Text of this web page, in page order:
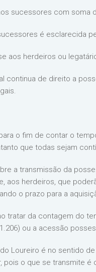
sucessores com
é esclarecida
aos herdeiros ou
continua de direito a
o fim de contar o
que todas sejam
a transmissão da
aos herdeiros, que
o prazo para a
tratar da contagem do
ou a acessão
Loureiro é no sentido
o que se transmite